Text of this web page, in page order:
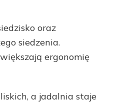
oraz
siedzenia.
ergonomię
a jadalnia staje